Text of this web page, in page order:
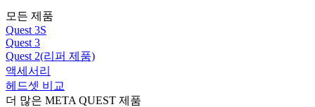
모든 제품
Quest 3S
Quest 3
Quest 2(리퍼 제품)
액세서리
헤드셋 비교
더 많은 META QUEST 제품